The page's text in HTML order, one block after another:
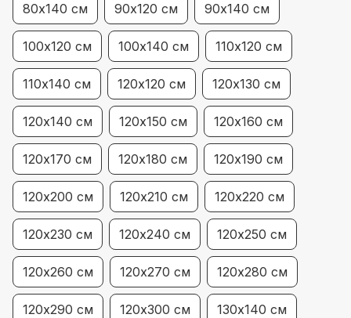
80х140 см 90х120 см 90х140 см
100х120 см 100х140 см 110х120 см
110х140 см 120х120 см 120х130 см
120х140 см 120х150 см 120х160 см
120х170 см 120х180 см 120х190 см
120х200 см 120х210 см 120х220 см
120х230 см 120х240 см 120х250 см
120х260 см 120х270 см 120х280 см
120х290 см 120х300 см 130х140 см